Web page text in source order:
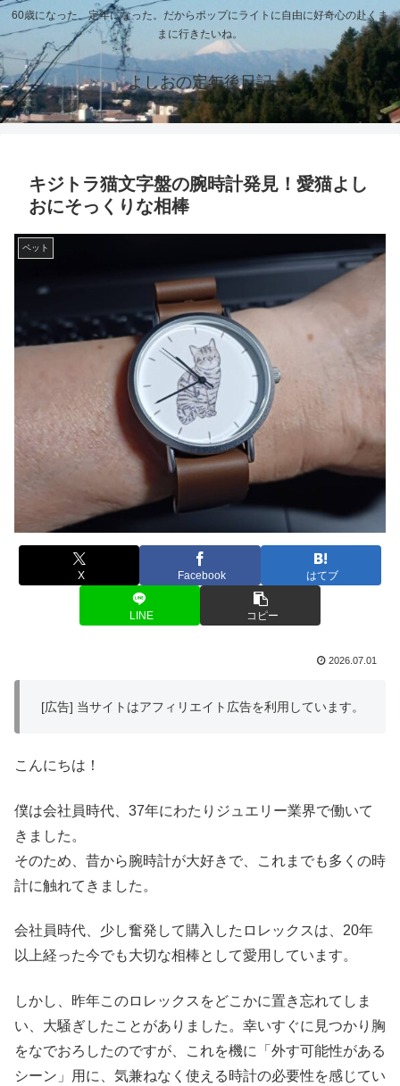
60歳になった、定年になった。だからポップにライトに自由に好奇心の赴くま
まに行きたいね。
よしおの定年後日記
キジトラ猫文字盤の腕時計発見！愛猫よし
おにそっくりな相棒
ペット
X Facebook はてブ
LINE コピー
2026.07.01
[広告] 当サイトはアフィリエイト広告を利用しています。
こんにちは！
僕は会社員時代、37年にわたりジュエリー業界で働いて
きました。
そのため、昔から腕時計が大好きで、これまでも多くの時
計に触れてきました。
会社員時代、少し奮発して購入したロレックスは、20年
以上経った今でも大切な相棒として愛用しています。
しかし、昨年このロレックスをどこかに置き忘れてしま
い、大騒ぎしたことがありました。幸いすぐに見つかり胸
をなでおろしたのですが、これを機に「外す可能性がある
シーン」用に、気兼ねなく使える時計の必要性を感じてい